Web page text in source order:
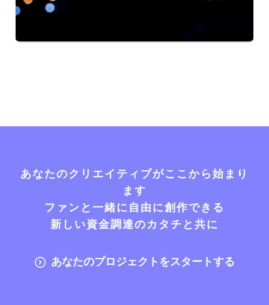
あなたのクリエイティブがここから始まり
ます
ファンと一緒に自由に創作できる
新しい資金調達のカタチと共に
あなたのプロジェクトをスタートする